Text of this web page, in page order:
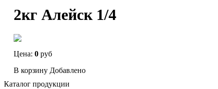
2кг Алейск 1/4
Цена: 0 руб
В корзину Добавлено
Каталог продукции